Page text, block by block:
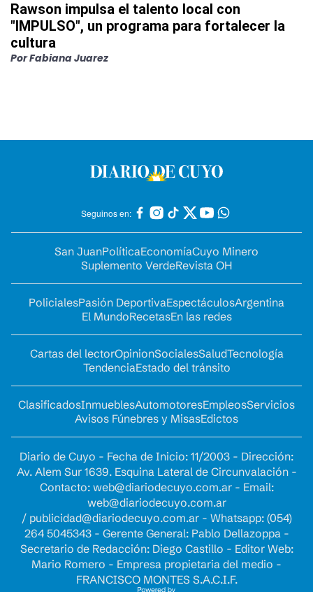
Rawson impulsa el talento local con
"IMPULSO", un programa para fortalecer la
cultura
PorFabiana Juarez
Seguinos en:
San JuanPolíticaEconomíaCuyo Minero
Suplemento VerdeRevista OH
PolicialesPasión DeportivaEspectáculosArgentina
El MundoRecetasEn las redes
Cartas del lectorOpinionSocialesSaludTecnología
TendenciaEstado del tránsito
ClasificadosInmueblesAutomotoresEmpleosServicios
Avisos Fúnebres y MisasEdictos
Diario de Cuyo - Fecha de Inicio: 11/2003 - Dirección:
Av. Alem Sur 1639. Esquina Lateral de Circunvalación -
Contacto: web@diariodecuyo.com.ar- Email:
web@diariodecuyo.com.ar
/ publicidad@diariodecuyo.com.ar- Whatsapp: (054)
264 5045343 - Gerente General: Pablo Dellazoppa -
Secretario de Redacción: Diego Castillo - Editor Web:
Mario Romero - Empresa propietaria del medio -
FRANCISCO MONTES S.A.C.I.F.